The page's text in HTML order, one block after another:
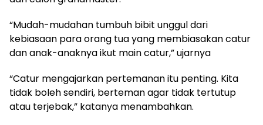
“Mudah-mudahan tumbuh bibit unggul dari
kebiasaan para orang tua yang membiasakan catur
dan anak-anaknya ikut main catur,” ujarnya
“Catur mengajarkan pertemanan itu penting. Kita
tidak boleh sendiri, berteman agar tidak tertutup
atau terjebak,” katanya menambahkan.